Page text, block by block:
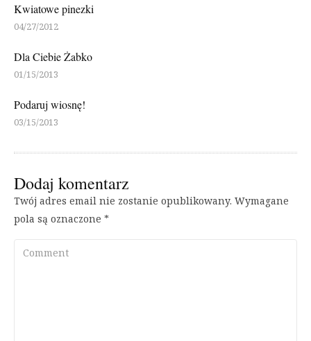
Kwiatowe pinezki
04/27/2012
Dla Ciebie Żabko
01/15/2013
Podaruj wiosnę!
03/15/2013
Dodaj komentarz
Twój adres email nie zostanie opublikowany. Wymagane
pola są oznaczone *
Comment